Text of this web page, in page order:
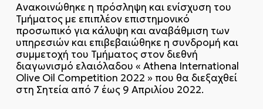
Ανακοινώθηκε η πρόσληψη και ενίσχυση του
Τμήματος με επιπλέον επιστημονικό
προσωπικό για κάλυψη και αναβάθμιση των
υπηρεσιών και επιβεβαιώθηκε η συνδρομή και
συμμετοχή του Τμήματος στον διεθνή
διαγωνισμό ελαιόλαδου « Athena International
Olive Oil Competition 2022 » που θα διεξαχθεί
στη Σητεία από 7 έως 9 Απριλίου 2022.